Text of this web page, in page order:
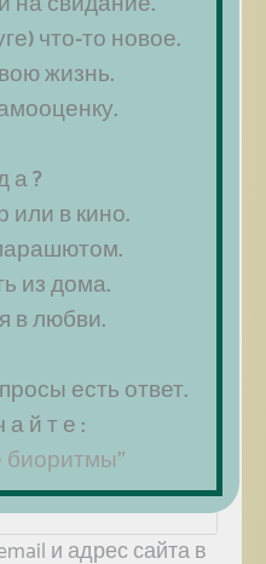
и адрес сайта в
что-то новое.
жизнь.
а ?
или в кино.
из дома.
в любви.
есть ответ.
а й т е :
биоритмы”